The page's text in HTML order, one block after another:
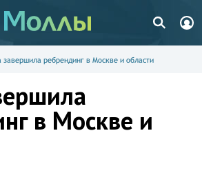
завершила ребрендинг в Москве и области
в Москве и